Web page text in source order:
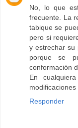
No, lo que
frecuente. La
tabique se
pero si
y estrechar su
porque se
conformación
En
modificaciones
Responder